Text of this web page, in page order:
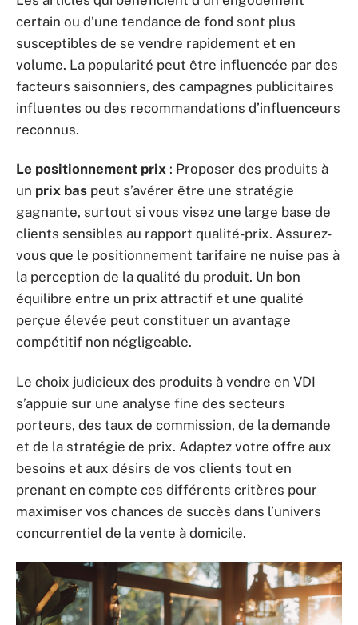
certain ou d’une tendance de fond sont plus
susceptibles de se vendre rapidement et en
volume. La popularité peut être influencée par des
facteurs saisonniers, des campagnes publicitaires
influentes ou des recommandations d’influenceurs
reconnus.
Le positionnement prix : Proposer des produits à
un prix bas peut s’avérer être une stratégie
gagnante, surtout si vous visez une large base de
clients sensibles au rapport qualité-prix. Assurez-
vous que le positionnement tarifaire ne nuise pas à
la perception de la qualité du produit. Un bon
équilibre entre un prix attractif et une qualité
perçue élevée peut constituer un avantage
compétitif non négligeable.
Le choix judicieux des produits à vendre en VDI
s’appuie sur une analyse fine des secteurs
porteurs, des taux de commission, de la demande
et de la stratégie de prix. Adaptez votre offre aux
besoins et aux désirs de vos clients tout en
prenant en compte ces différents critères pour
maximiser vos chances de succès dans l’univers
concurrentiel de la vente à domicile.